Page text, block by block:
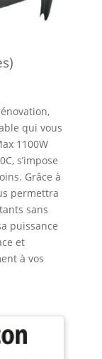
qui vous
1100W
s’impose
Grâce à
permettra
sans
puissance
et
à vos